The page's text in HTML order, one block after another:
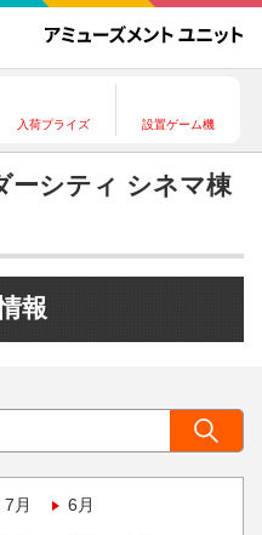
入荷プライズ 設置ゲーム機
シティ シネマ棟
報
7月 6月